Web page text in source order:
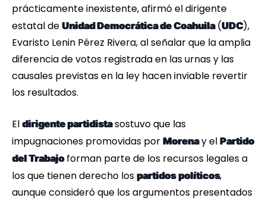
prácticamente inexistente, afirmó el dirigente
estatal de Unidad Democrática de Coahuila(UDC),
Evaristo Lenin Pérez Rivera, al señalar que la amplia
diferencia de votos registrada en las urnas y las
causales previstas en la ley hacen inviable revertir
los resultados.
El dirigente partidistasostuvo que las
impugnaciones promovidas por Morenay el Partido
del Trabajoforman parte de los recursos legales a
los que tienen derecho los partidos políticos,
aunque consideró que los argumentos presentados